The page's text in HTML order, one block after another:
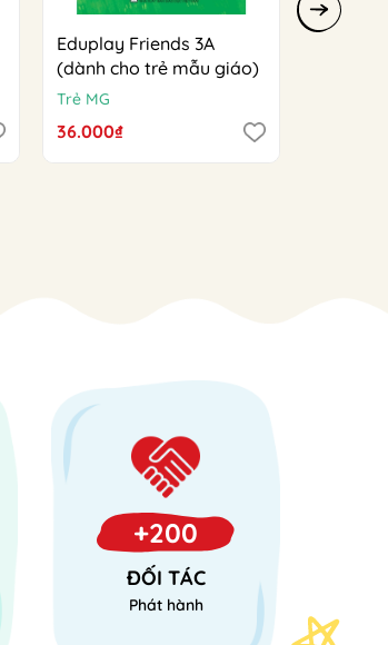
Eduplay Friends 3A
(dành cho trẻ mẫu giáo)
Trẻ MG
36.000₫
+200
ĐỐI TÁC
Phát hành